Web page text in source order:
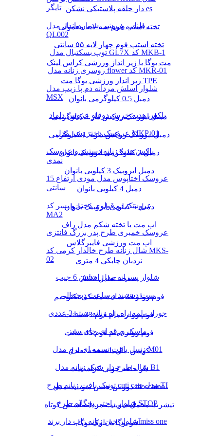
تایگر
طناب ورزشی شماره انداز مدل
QL002
توپ بسکتبال مدل GL7X کد MKB-1
روسری زنانه مدل flower کد MKR-01
شلوار اسلش مردانه دم پا زیپ مدل
MSX
باکس هدیه خرس دوقلو عروس داماد
عروسک دختر پسر مدل MKP-01
باکس هدیه زنانه دستبند و عروسک
نمدی
عروسک اختاپوس مدل مودی ارتفاع 15
سانتی
عروسک دو قولوی دختر و پسر کد
MA2
عروسک خمیری طرح پدر بزرگ فانتزی
شال زنانه طرح خالدار کرمی کد MKS-
02
شلوار پسرانه مدل اسلش 6 جیب
ست دستبند و ساعت دیجیتالی
جوراب لمه راه راه زنانه بسته 3 عددی
ماسک ورقه ای چای سبز
زنبیل بافت تسمه ای نرم مدل M01
شال طرح دار شیک زنانه مدل B1
تونیک بافت زنانه طرح cuti cats مدل TI
شلوار راحتی بچگانه طرح STOP
شلوار جین زنانه زاپ دار برند miss one
دار حلقه پلاستیکی نشکن es
تخته استپ فوم سه لایه معمولی
تخته استپ فوم چهار لایه ۵۵ سانتی
مت یوگا یا زیر انداز ورزشی کراس لینک
زیر انداز ورزشی یوگا مت TPE
دمبل 0.5 کیلوگرمی بانوان
دمبل ایروبیک روکش‌ دار 1 کیلوگرمی
دمبل ایروبیک روکش‌ دار 1.5 کیلوگرمی
دمبل 2 کیلوگرمی ایروبیک بانوان
دمبل ایروبیک 3 کیلویی بانوان
دمبل 4 کیلویی بانوان
دمبل 5 کیلویی ایروبیک بانوان
اب مت یا تخته شکم مدل راف
اب مت ورزشی فایبرگلاس
نردبان چابکی 4 متری
صفحه تعادل 2022
فوم رولر 33 سانت مشکی تکنوجیم
فوم رولر تمام فوم 33 سانت
فوم رولر تمام فوم 45 سانت
کوشن بال یا صفحه تعادل
دار حلقه چوبی کراسفیت
دورس جنس سوییت مدل moschino
تیشرت مخمل سوییت مردانه آستین کوتاه
آجر یوگا یا بلوک یوگا